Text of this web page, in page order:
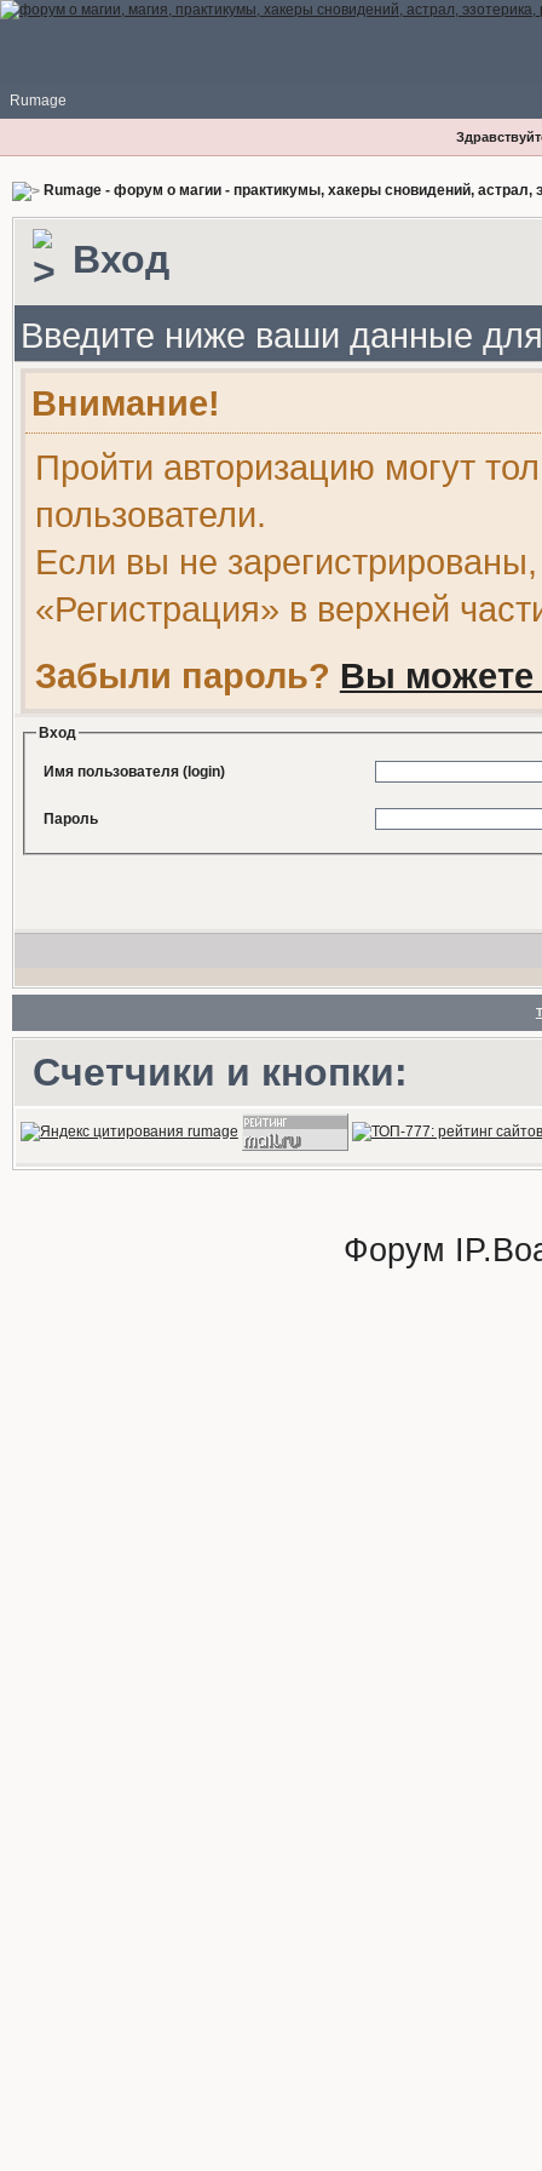
Rumage
Rumage - форум о магии - практикумы, хакеры сновидений, астрал,
Вход
Введите ниже ваши данные
Внимание!
Пройти авторизацию могут
пользователи.
Если вы не
«Регистрация» в верхней
Забыли пароль? Вы можете
Вход
Имя пользователя (login)
Пароль
Счетчики и кнопки:
Форум